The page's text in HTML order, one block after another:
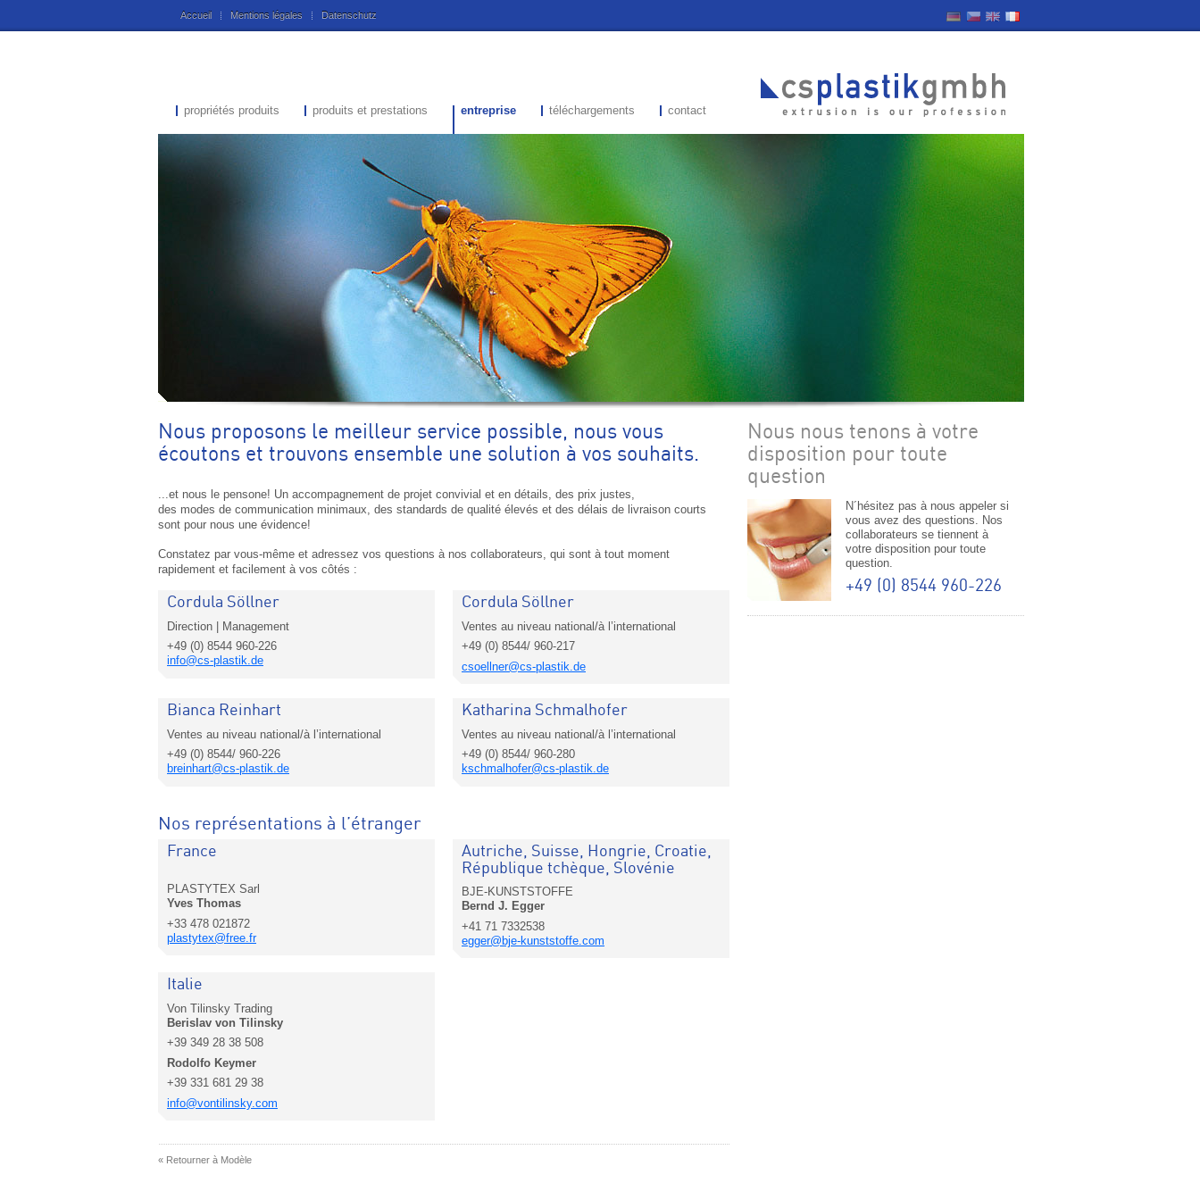
Accueil Mentions légales Datenschutz
propriétés produits produits et prestations entreprise téléchargements contact
Nous proposons le meilleur service possible, nous vous
écoutons et trouvons ensemble une solution à vos souhaits.
...et nous le pensone! Un accompagnement de projet convivial et en détails, des prix justes,
des modes de communication minimaux, des standards de qualité élevés et des délais de livraison courts
sont pour nous une évidence!
Constatez par vous-même et adressez vos questions à nos collaborateurs, qui sont à tout moment
rapidement et facilement à vos côtés :
Cordula Söllner
Direction | Management
+49 (0) 8544 960-226
info@cs-plastik.de
Cordula Söllner
Ventes au niveau national/à l’international
+49 (0) 8544/ 960-217
csoellner@cs-plastik.de
Bianca Reinhart
Ventes au niveau national/à l’international
+49 (0) 8544/ 960-226
breinhart@cs-plastik.de
Katharina Schmalhofer
Ventes au niveau national/à l’international
+49 (0) 8544/ 960-280
kschmalhofer@cs-plastik.de
Nos représentations à l’étranger
France
PLASTYTEX Sarl
Yves Thomas
+33 478 021872
plastytex@free.fr
Autriche, Suisse, Hongrie, Croatie,
République tchèque, Slovénie
BJE-KUNSTSTOFFE
Bernd J. Egger
+41 71 7332538
egger@bje-kunststoffe.com
Italie
Von Tilinsky Trading
Berislav von Tilinsky
+39 349 28 38 508
Rodolfo Keymer
+39 331 681 29 38
info@vontilinsky.com
« Retourner à Modèle
Nous nous tenons à votre
disposition pour toute
question
N´hésitez pas à nous appeler si
vous avez des questions. Nos
collaborateurs se tiennent à
votre disposition pour toute
question.
+49 (0) 8544 960-226